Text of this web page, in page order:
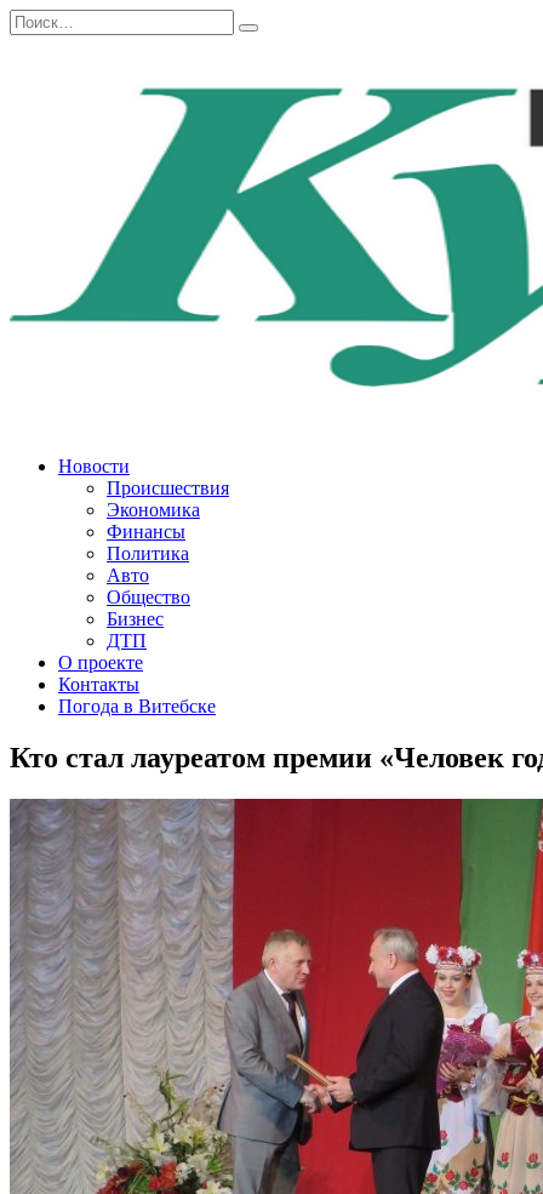
Перейти
к
Search
for:
Новости
Происшествия
Экономика
Финансы
Политика
Авто
Общество
Бизнес
ДТП
О проекте
Контакты
Погода в Витебске
Кто стал лауреатом премии «Человек